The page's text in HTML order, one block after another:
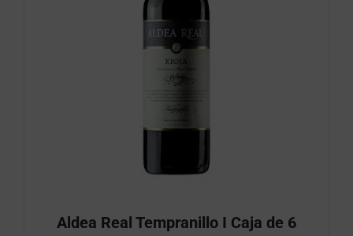
Aldea Real Tempranillo I Caja de 6